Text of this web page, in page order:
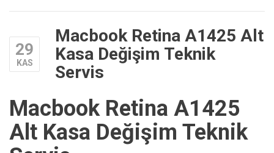
29
KAS
Macbook Retina A1425 Alt
Kasa Değişim Teknik
Servis
Macbook Retina A1425
Alt Kasa Değişim Teknik